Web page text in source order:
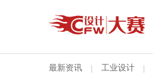
最新资讯 | 工业设计 |